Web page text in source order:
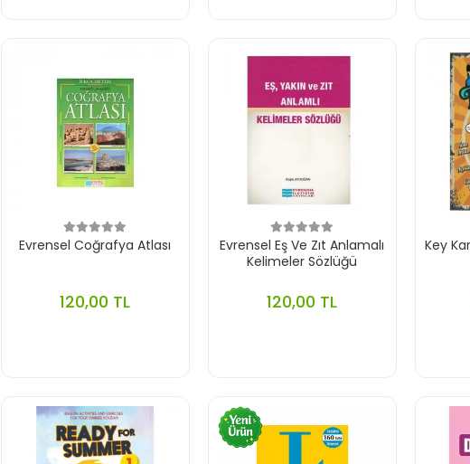
Evrensel Coğrafya Atlası
120,00 TL
Evrensel Eş Ve Zıt Anlamalı
Kelimeler Sözlüğü
120,00 TL
Key